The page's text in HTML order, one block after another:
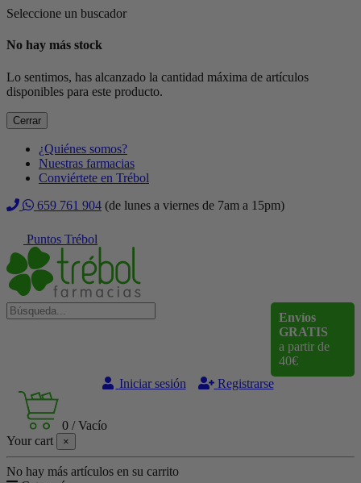
Seleccione un buscador
No hay más stock
Lo sentimos, has alcanzado la cantidad máxima de artículos
disponibles para este producto.
Cerrar
¿Quiénes somos?
Nuestras farmacias
Conviértete en Trébol
659 761 904 (de lunes a viernes de 7am a 15pm)
Puntos Trébol
Envíos
GRATIS
a partir de
40€
Iniciar sesión
Registrarse
0 /Vacío
Your cart
×
No hay más artículos en su carrito